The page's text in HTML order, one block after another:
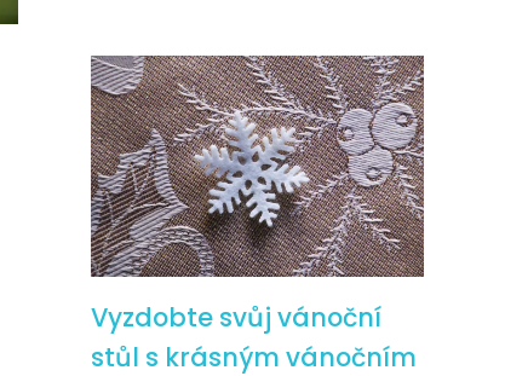
Vyzdobte svůj vánoční
stůl s krásným vánočním